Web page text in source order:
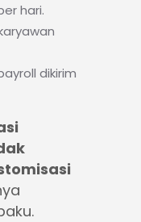
hari.
dikirim